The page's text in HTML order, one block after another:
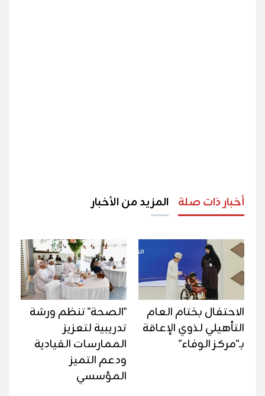
أخبار ذات صلة المزيد من الأخبار
الاحتفال بختام العام
التأهيلي لذوي الإعاقة
بـ"مركز الوفاء"
"الصحة" تنظم ورشة
تدريبية لتعزيز
الممارسات القيادية
ودعم التميز
المؤسسي